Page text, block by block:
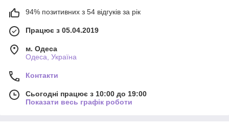
94% позитивних з 54 відгуків за рік
Працює з 05.04.2019
м. Одеса
Одеса, Україна
Контакти
Сьогодні працює з 10:00 до 19:00
Показати весь графік роботи